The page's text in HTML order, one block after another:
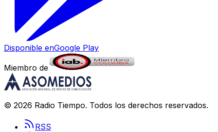
Disponible enGoogle Play
Miembro de
© 2026 Radio Tiempo. Todos los derechos reservados.
RSS